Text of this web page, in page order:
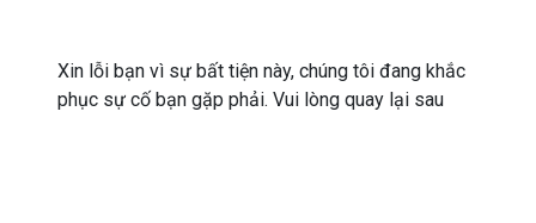
Xin lỗi bạn vì sự bất tiện này, chúng tôi đang khắc
phục sự cố bạn gặp phải. Vui lòng quay lại sau